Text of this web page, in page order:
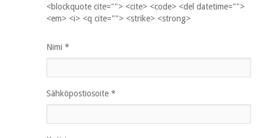
<blockquote cite=""> <cite> <code> <del datetime="">
<em> <i> <q cite=""> <strike> <strong>
Nimi *
Sähköpostiosoite *